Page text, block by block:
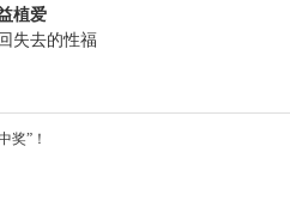
植爱
失去的性福
奖”！